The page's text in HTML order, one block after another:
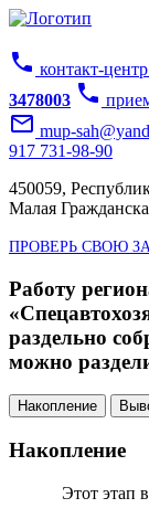
phone контакт-центр
3478003 phone
mail_outline mup-
917 731-98-90
450059,
Малая
ПРОВЕРЬ СВОЮ
Работу
раздельно
можно
Накопление
Накопление
Этот этап